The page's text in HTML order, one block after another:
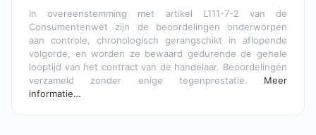
In overeenstemming met artikel L111-7-2 van de
Consumentenwet zijn de beoordelingen onderworpen
aan controle, chronologisch gerangschikt in aflopende
volgorde, en worden ze bewaard gedurende de gehele
looptijd van het contract van de handelaar. Beoordelingen
verzameld zonder enige tegenprestatie. Meer
informatie…